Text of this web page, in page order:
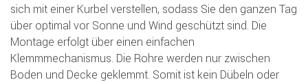
sich mit einer Kurbel verstellen, sodass Sie den ganzen Tag
über optimal vor Sonne und Wind geschützt sind. Die
Montage erfolgt über einen einfachen
Klemmmechanismus. Die Rohre werden nur zwischen
Boden und Decke geklemmt. Somit ist kein Dübeln oder